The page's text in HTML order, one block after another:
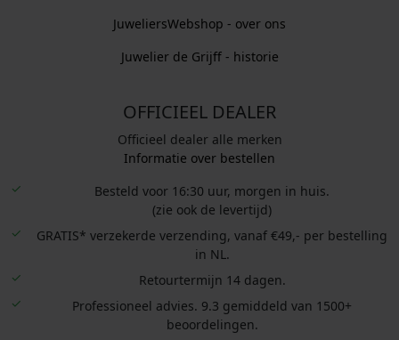
JuweliersWebshop - over ons
Juwelier de Grijff - historie
OFFICIEEL DEALER
Officieel dealer alle merken
Informatie over bestellen
Besteld voor 16:30 uur, morgen in huis.
(zie ook de levertijd)
GRATIS* verzekerde verzending, vanaf €49,- per bestelling
in NL.
Retourtermijn 14 dagen.
Professioneel advies. 9.3 gemiddeld van 1500+
beoordelingen.